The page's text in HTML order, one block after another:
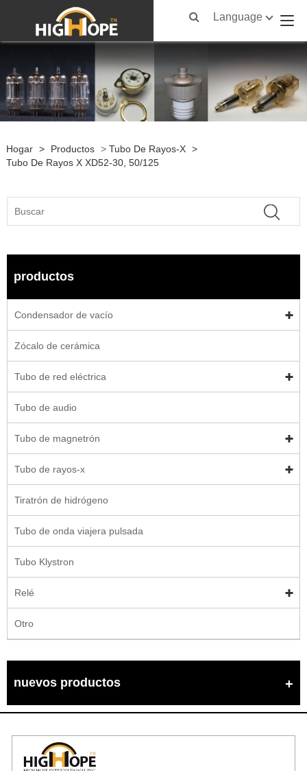
Language
Hogar > Productos > Tubo De Rayos-X >
Tubo De Rayos X XD52-30, 50/125
productos
Condensador de vacío
Zócalo de cerámica
Tubo de red eléctrica
Tubo de audio
Tubo de magnetrón
Tubo de rayos-x
Tiratrón de hidrógeno
Tubo de onda viajera pulsada
Tubo Klystron
Relé
Otro
nuevos productos